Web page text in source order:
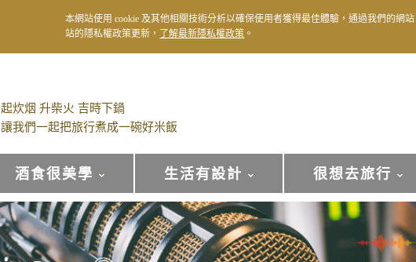
起炊烟 升柴火 吉時下鍋
讓我們一起把旅行煮成一碗好米飯
酒食很美學 生活有設計 很想去旅行
本網站使用 cookie 及其他相關技術分析以確保使用者獲得最佳體驗，通過我們的網
站的隱私權政策更新，
了解最新隱私權政策 。